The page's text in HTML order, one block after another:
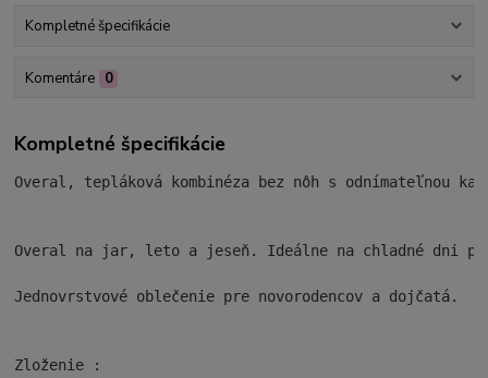
Kompletné špecifikácie
Komentáre 0
Kompletné špecifikácie
Overal, tepláková kombinéza bez nôh s odnímateľnou
Overal na jar, leto a jeseň. Ideálne na chladné dni
Jednovrstvové oblečenie pre novorodencov a dojčatá.
Zloženie :